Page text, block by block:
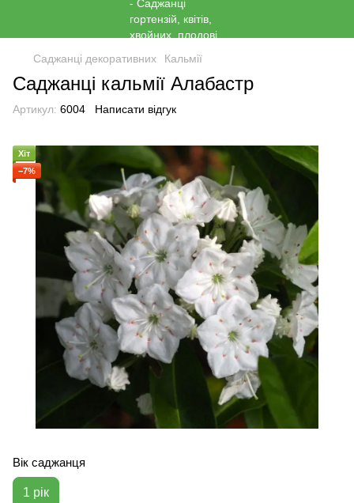
Саджанці декоративних Кальмії
Саджанці кальмії Алабастр
Артикул: 6004 Написати відгук
Хіт
−7%
Вік саджанця
1 рік